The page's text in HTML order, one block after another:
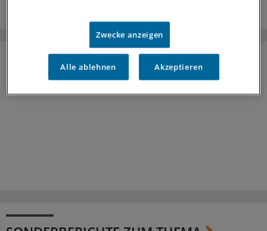
Zwecke anzeigen
Alle ablehnen Akzeptieren